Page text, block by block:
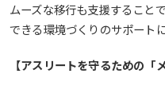
ムーズな移行も支援すること
できる環境づくりのサポート
【アスリートを守るための「